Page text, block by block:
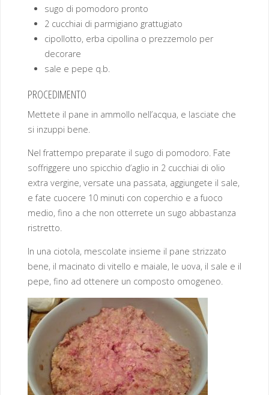
sugo di pomodoro pronto
2 cucchiai di parmigiano grattugiato
cipollotto, erba cipollina o prezzemolo per
decorare
sale e pepe q.b.
PROCEDIMENTO
Mettete il pane in ammollo nell’acqua, e lasciate che
si inzuppi bene.
Nel frattempo preparate il sugo di pomodoro. Fate
soffriggere uno spicchio d’aglio in 2 cucchiai di olio
extra vergine, versate una passata, aggiungete il sale,
e fate cuocere 10 minuti con coperchio e a fuoco
medio, fino a che non otterrete un sugo abbastanza
ristretto.
In una ciotola, mescolate insieme il pane strizzato
bene, il macinato di vitello e maiale, le uova, il sale e il
pepe, fino ad ottenere un composto omogeneo.